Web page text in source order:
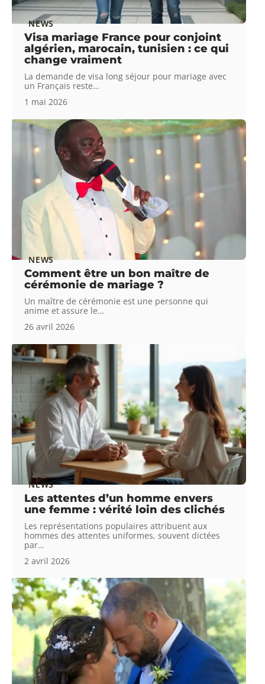
NEWS
Visa mariage France pour conjoint
algérien, marocain, tunisien : ce qui
change vraiment
La demande de visa long séjour pour mariage avec
un Français reste…
1 mai 2026
NEWS
Comment être un bon maître de
cérémonie de mariage ?
Un maître de cérémonie est une personne qui
anime et assure le…
26 avril 2026
NEWS
Les attentes d’un homme envers
une femme : vérité loin des clichés
Les représentations populaires attribuent aux
hommes des attentes uniformes, souvent dictées
par…
2 avril 2026